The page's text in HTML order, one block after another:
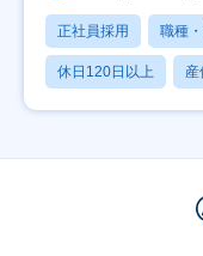
正社員採用 職種
休日120日以上 産